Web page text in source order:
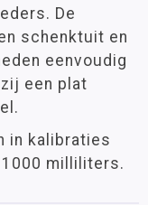
De
schenktuit en
eenvoudig
een plat
in kalibraties
1000 milliliters.